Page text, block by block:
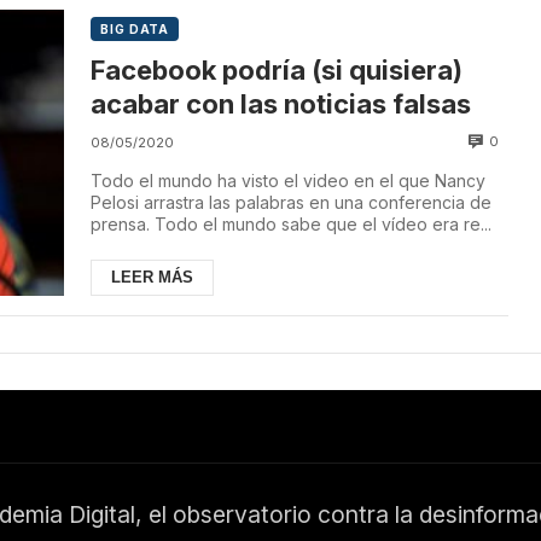
BIG DATA
Facebook podría (si quisiera)
acabar con las noticias falsas
08/05/2020 0
Todo el mundo ha visto el video en el que Nancy
Pelosi arrastra las palabras en una conferencia de
prensa. Todo el mundo sabe que el vídeo era re...
LEER MÁS
Digital, el observatorio contra la